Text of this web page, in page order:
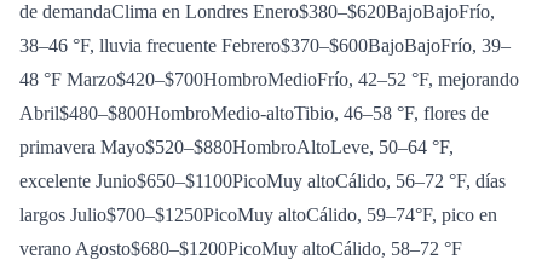
de demandaClima en Londres Enero$380–$620BajoBajoFrío,
38–46 °F, lluvia frecuente Febrero$370–$600BajoBajoFrío, 39–
48 °F Marzo$420–$700HombroMedioFrío, 42–52 °F, mejorando
Abril$480–$800HombroMedio-altoTibio, 46–58 °F, flores de
primavera Mayo$520–$880HombroAltoLeve, 50–64 °F,
excelente Junio$650–$1100PicoMuy altoCálido, 56–72 °F, días
largos Julio$700–$1250PicoMuy altoCálido, 59–74°F, pico en
verano Agosto$680–$1200PicoMuy altoCálido, 58–72 °F